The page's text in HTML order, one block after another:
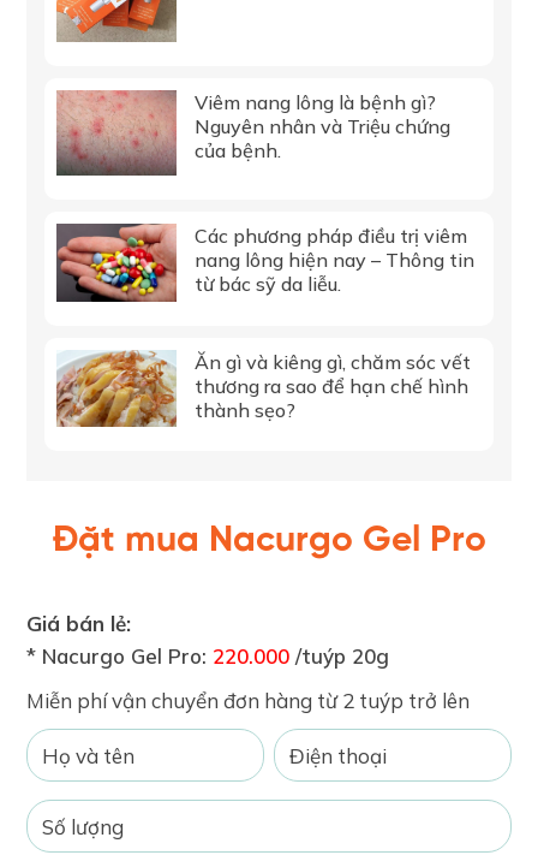
Viêm nang lông là bệnh gì?
Nguyên nhân và Triệu chứng
của bệnh.
Các phương pháp điều trị viêm
nang lông hiện nay – Thông tin
từ bác sỹ da liễu.
Ăn gì và kiêng gì, chăm sóc vết
thương ra sao để hạn chế hình
thành sẹo?
Đặt mua Nacurgo Gel Pro
Giá bán lẻ:
* Nacurgo Gel Pro: 220.000 /tuýp 20g
Miễn phí vận chuyển đơn hàng từ 2 tuýp trở lên